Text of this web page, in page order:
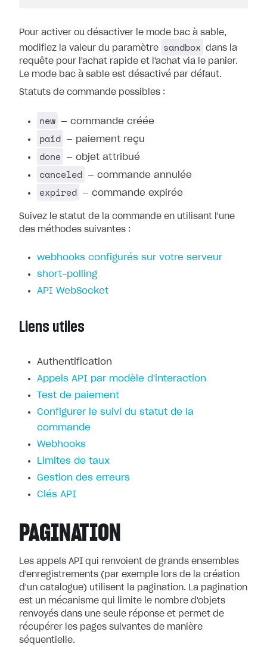
Pour activer ou désactiver le mode bac à sable,
modifiez la valeur du paramètre
sandbox
dans la
requête pour l'achat rapide et l'achat via le panier.
Le mode bac à sable est désactivé par défaut.
Statuts de commande possibles :
new — commande créée
paid — paiement reçu
done — objet attribué
canceled — commande annulée
expired — commande expirée
Suivez le statut de la commande en utilisant l'une
des méthodes suivantes :
webhooks configurés sur votre serveur
short-polling
API WebSocket
Liens utiles
Authentification
Appels API par modèle d'interaction
Test de paiement
Configurer le suivi du statut de la
commande
Webhooks
Limites de taux
Gestion des erreurs
Clés API
PAGINATION
Les appels API qui renvoient de grands ensembles
d'enregistrements (par exemple lors de la création
d'un catalogue) utilisent la pagination. La pagination
est un mécanisme qui limite le nombre d'objets
renvoyés dans une seule réponse et permet de
récupérer les pages suivantes de manière
séquentielle.